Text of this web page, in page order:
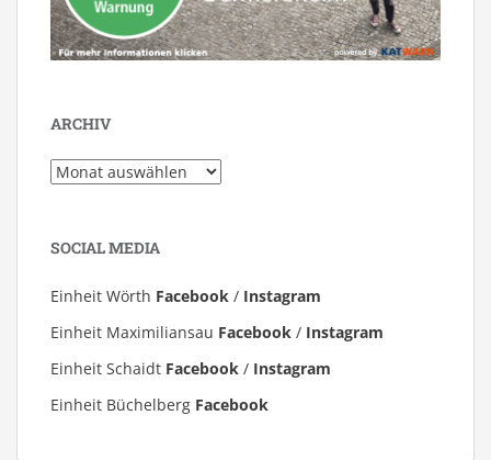
ARCHIV
Archiv
SOCIAL MEDIA
Einheit Wörth Facebook / Instagram
Einheit Maximiliansau Facebook / Instagram
Einheit Schaidt Facebook / Instagram
Einheit Büchelberg Facebook